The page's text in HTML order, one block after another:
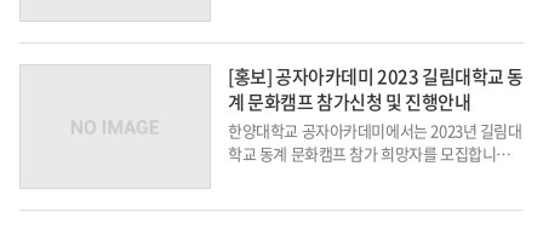
[홍보] 공자아카데미 2023 길림대학교 동
계 문화캠프 참가신청 및 진행안내
한양대학교 공자아카데미에서는 2023년 길림대
학교 동계 문화캠프 참가 희망자를 모집합니다.